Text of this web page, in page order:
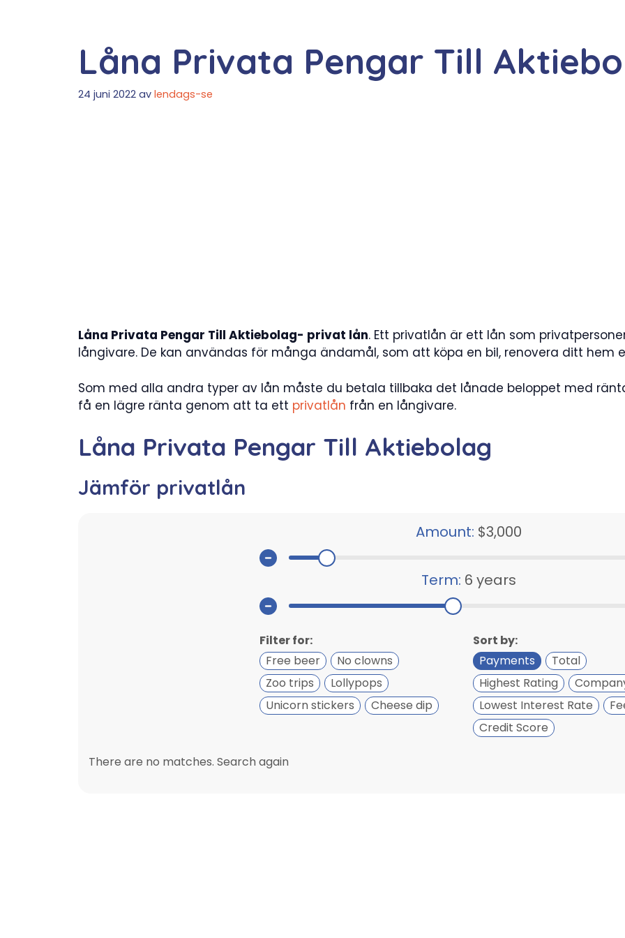
Låna Privata Pengar Till
24 juni 2022 av lendags-se
Låna Privata Pengar Till Aktiebolag- privat lån. Ett privatlån är ett lån som
långivare. De kan användas för många ändamål, som att köpa en bil, renovera ditt hem
Som med alla andra typer av lån måste du betala tillbaka det lånade beloppet med
få en lägre ränta genom att ta ett privatlån från en långivare.
Låna Privata Pengar Till Aktiebolag
Jämför privatlån
Amount: $3,000
Term: 6 years
Filter for:
Free beer
No clowns
Zoo trips
Lollypops
Unicorn stickers
Cheese dip
Sort by:
Payments
Total
Highest Rating
Lowest Interest Rate
Credit Score
There are no matches. Search again